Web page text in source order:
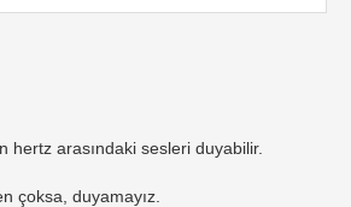
hertz arasındaki sesleri duyabilir.
çoksa, duyamayız.